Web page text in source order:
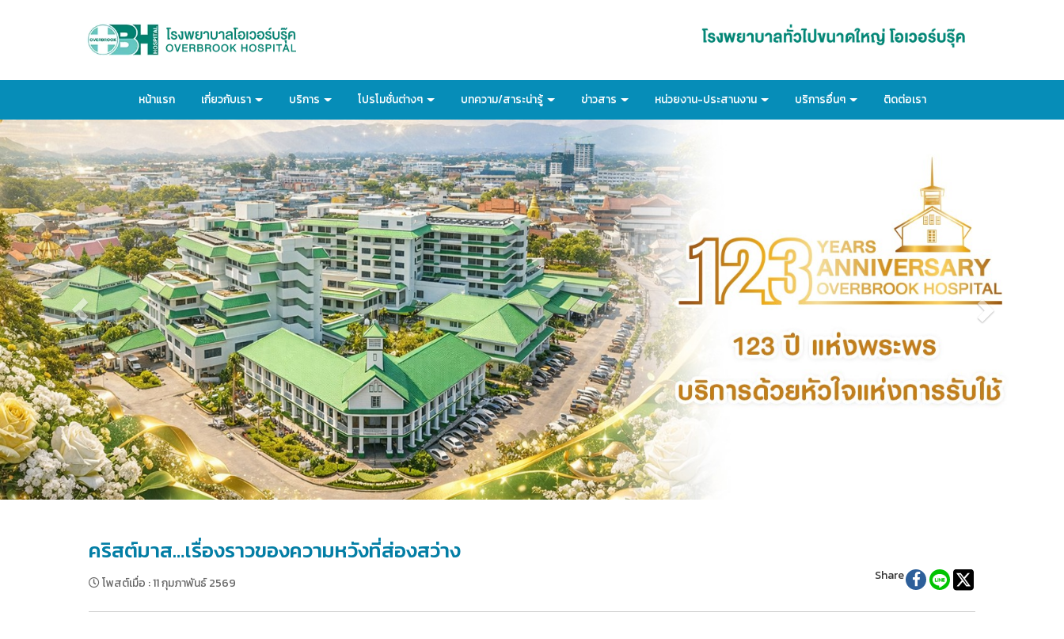
หน้าแรก เกี่ยวกับเรา บริการ โปรโมชั่นต่างๆ บทความ/สาระน่ารู้ ข่าวสาร หน่วยงาน-ประสานงาน บริการอื่นๆ ติดต่อเรา
คริสต์มาส…เรื่องราวของความหวังที่ส่องสว่าง
โพสต์เมื่อ :11 กุมภาพันธ์ 2569 Share